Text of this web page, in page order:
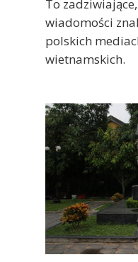
To
wiadomości
polskich
wietnamskich.